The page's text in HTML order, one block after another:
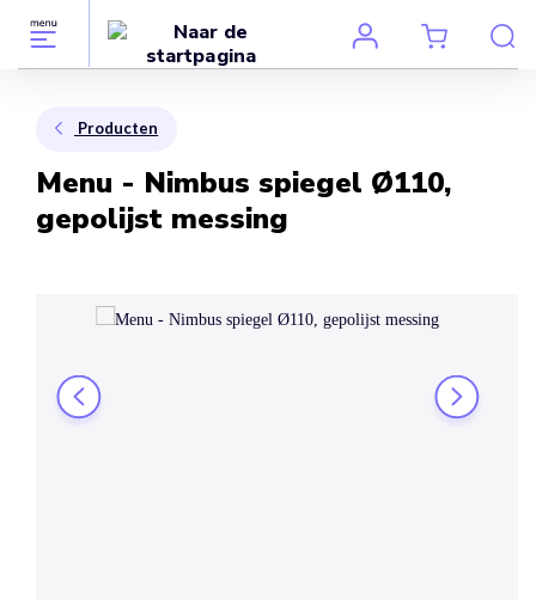
Producten
Menu - Nimbus spiegel Ø110,
gepolijst messing